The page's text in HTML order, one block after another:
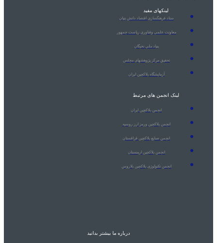
لینکهای مفید
ستاد فرهنگسازی اقتصاد دانش بنیان
معاونت علمی وفناوری ریاست جمهور
بنیاد ملی نخبگان
تحقیق مرکز پژوهشهای مجلس
آزمایشگاه بلاکچین ایران
لینک انجمن های مرتبط
انجمن بلاکچین ایران
انجمن بلاکچین ورمز ارز روسیه
انجمن صنایع بلاکچین قزاقستان
انجمن بلاکچین ارمنستان
انجمن تکنولوژی بلاکچین بلاروس
درباره ما بیشتر بدانید